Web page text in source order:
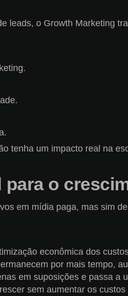
leads, o Growth Marketing
tenha um impacto real na
o
em mídia paga, mas sim
econômica dos
por mais tempo,
em suposições e passa a
sem aumentar os